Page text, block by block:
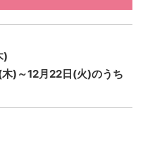
)
)～12月22日(火)のうち